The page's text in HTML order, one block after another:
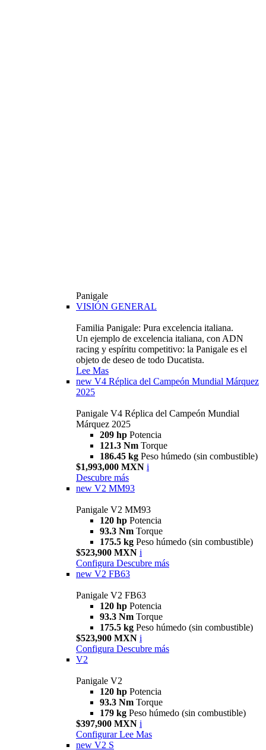
Panigale
VISIÓN GENERAL
Familia Panigale: Pura excelencia italiana.
Un ejemplo de excelencia italiana, con ADN
racing y espíritu competitivo: la Panigale es el
objeto de deseo de todo Ducatista.
Lee Mas
new V4 Réplica del Campeón Mundial Márquez
2025
Panigale V4 Réplica del Campeón Mundial
Márquez 2025
209 hp Potencia
121.3 Nm Torque
186.45 kg Peso húmedo (sin combustible)
$1,993,000 MXN i
Descubre más
new V2 MM93
Panigale V2 MM93
120 hp Potencia
93.3 Nm Torque
175.5 kg Peso húmedo (sin combustible)
$523,900 MXN i
Configura Descubre más
new V2 FB63
Panigale V2 FB63
120 hp Potencia
93.3 Nm Torque
175.5 kg Peso húmedo (sin combustible)
$523,900 MXN i
Configura Descubre más
V2
Panigale V2
120 hp Potencia
93.3 Nm Torque
179 kg Peso húmedo (sin combustible)
$397,900 MXN i
Configurar Lee Mas
new V2 S